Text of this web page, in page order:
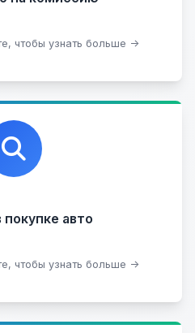
чтобы узнать больше →
на комиссии
авто
чтобы узнать больше →
в выборе автомобиля
с проверкой
чистоты.
авто